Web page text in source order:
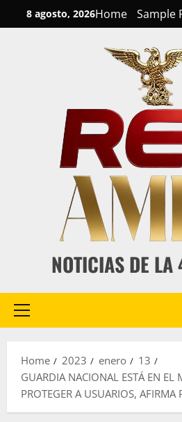
to
8 agosto, 2026Home Sample
NOTICIAS DE LA
Primary
Home 2023 enero
13
GUARDIA NACIONAL ESTÁ EN EL
PROTEGER A USUARIOS, AFIRMA